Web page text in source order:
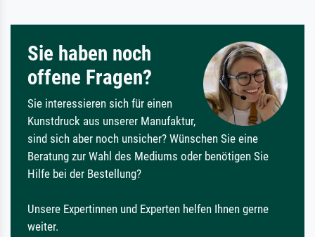
Sie haben noch
offene Fragen?
Sie interessieren sich für einen
Kunstdruck aus unserer Manufaktur,
sind sich aber noch unsicher? Wünschen Sie eine
Beratung zur Wahl des Mediums oder benötigen Sie
Hilfe bei der Bestellung?
Unsere Expertinnen und Experten helfen Ihnen gerne
weiter.